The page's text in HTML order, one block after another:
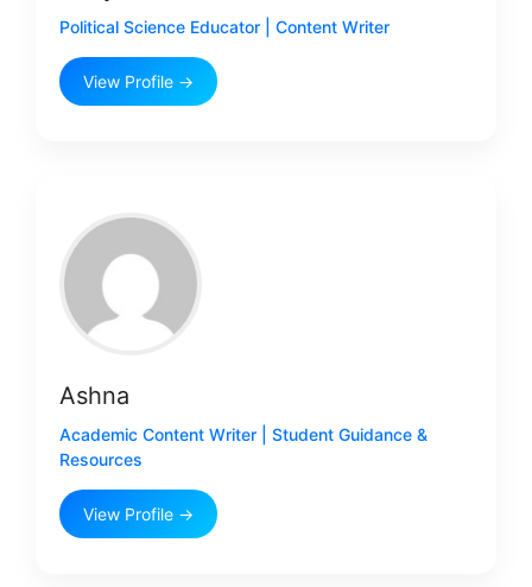
Political Science Educator | Content Writer
View Profile →
Ashna
Academic Content Writer | Student Guidance &
Resources
View Profile →